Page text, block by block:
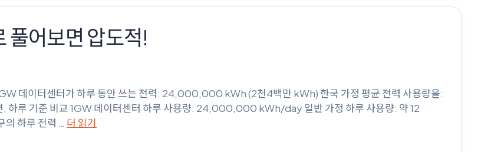
압도적!
데이터센터가 하루 동안 쓰는 전력: 24,000,000 kWh (2천4백만 kWh) 한국 가정 평균 전력 사용량을:
하루 기준 비교 1GW 데이터센터 하루 사용량: 24,000,000 kWh/day 일반 가정 하루 사용량: 약 12
하루 전력 … 더 읽기